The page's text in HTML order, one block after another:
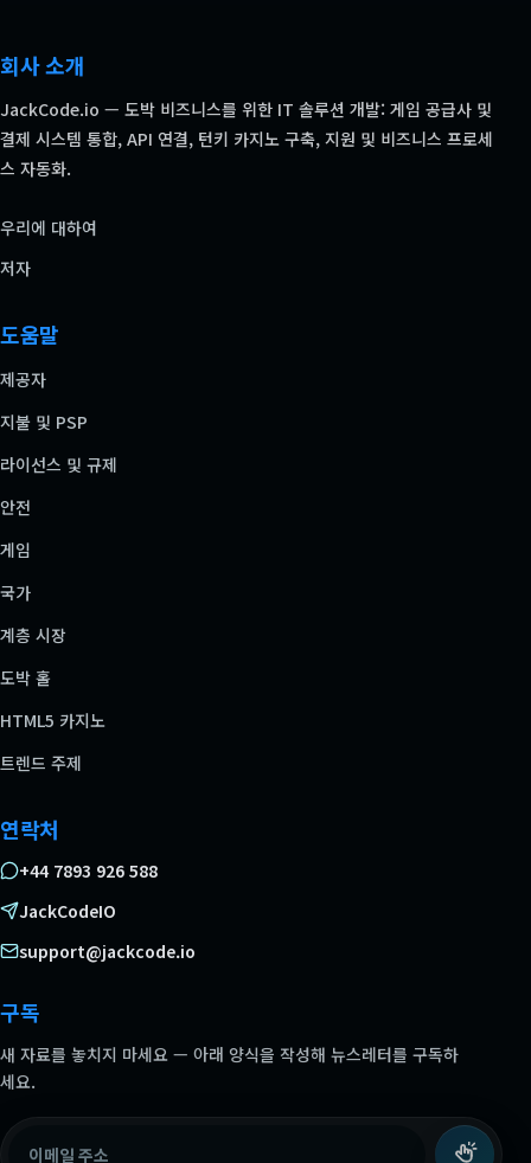
회사 소개
JackCode.io — 도박 비즈니스를 위한 IT 솔루션 개발: 게임 공급사 및
결제 시스템 통합, API 연결, 턴키 카지노 구축, 지원 및 비즈니스 프로세
스 자동화.
우리에 대하여
저자
도움말
제공자
지불 및 PSP
라이선스 및 규제
안전
게임
국가
계층 시장
도박 홀
HTML5 카지노
트렌드 주제
연락처
+44 7893 926 588
JackCodeIO
support@jackcode.io
구독
새 자료를 놓치지 마세요 — 아래 양식을 작성해 뉴스레터를 구독하
세요.